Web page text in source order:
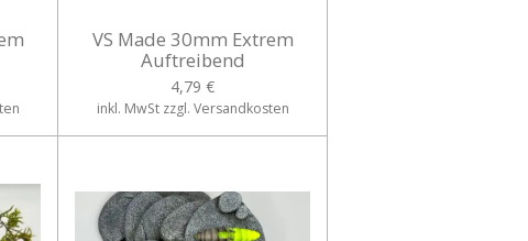
VS Made 30mm Extrem
Auftreibend
4,79 €
inkl. MwSt zzgl. Versandkosten